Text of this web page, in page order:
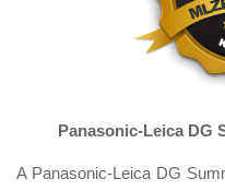
Panasonic-Leica DG
A Panasonic-Leica DG